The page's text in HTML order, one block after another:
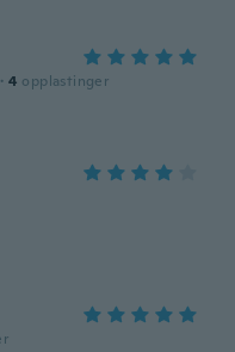
· 4 opplastinger